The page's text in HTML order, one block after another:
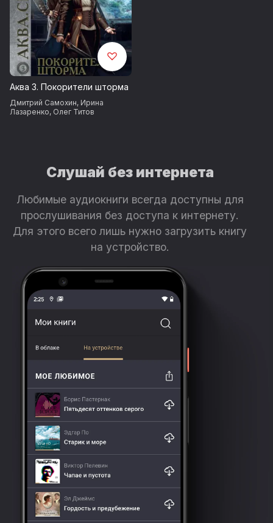
Аква 3. Покорители шторма
Дмитрий Самохин, Ирина
Лазаренко, Олег Титов
Слушай без интернета
Любимые аудиокниги всегда доступны для
прослушивания без доступа к интернету.
Для этого всего лишь нужно загрузить книгу
на устройство.